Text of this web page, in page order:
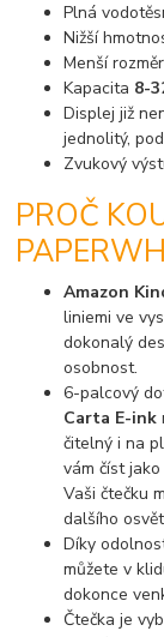
Plná
Nižší
Menší
Kapacita 8-
Displej již
jednolitý,
Zvukový
PROČ
Amazon
liniemi ve
dokonalý
osobnost.
6-palcový
Carta E-ink
čitelný i na
vám číst
Vaši čtečku
dalšího
Díky
můžete v
dokonce
Čtečka je